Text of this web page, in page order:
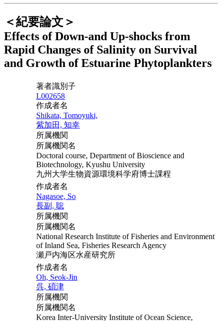
＜紀要論文＞
Effects of Down-and Up-shocks from
Rapid Changes of Salinity on Survival
and Growth of Estuarine Phytoplankters
著者識別子
L002658
作成者名
Shikata, Tomoyuki,
紫加田, 知幸
所属機関
所属機関名
Doctoral course, Department of Bioscience and
Biotechnology, Kyushu University
九州大学生物資源環境科学府博士課程
作成者名
Nagasoe, So
長副, 聡
所属機関
所属機関名
National Research Institute of Fisheries and Environment
of Inland Sea, Fisheries Research Agency
瀬戸内海区水産研究所
作成者名
Oh, Seok-Jin
呉, 碩津
所属機関
所属機関名
Korea Inter-University Institute of Ocean Science,